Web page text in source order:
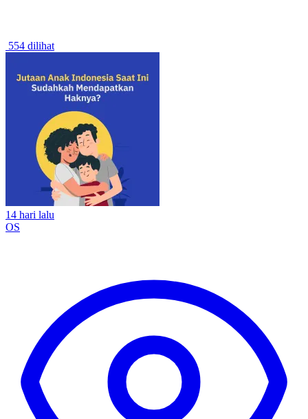
554 dilihat
14 hari lalu
OS